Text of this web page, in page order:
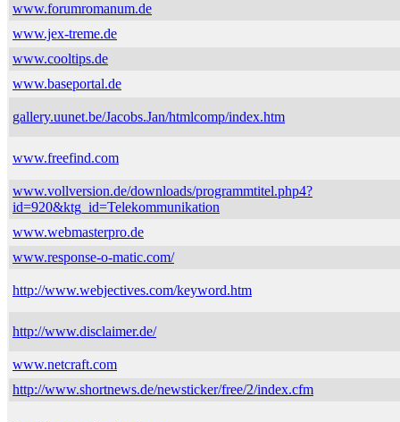
www.forumromanum.de
www.jex-treme.de
www.cooltips.de
www.baseportal.de
gallery.uunet.be/Jacobs.Jan/htmlcomp/index.htm
www.freefind.com
www.vollversion.de/downloads/programmtitel.php4?
id=920&ktg_id=Telekommunikation
www.webmasterpro.de
www.response-o-matic.com/
http://www.webjectives.com/keyword.htm
http://www.disclaimer.de/
www.netcraft.com
http://www.shortnews.de/newsticker/free/2/index.cfm